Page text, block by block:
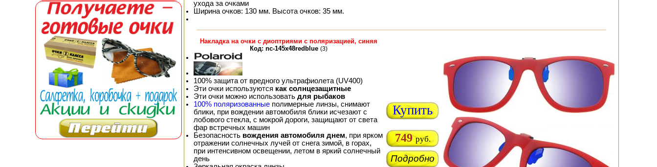
ухода за очками
Ширина очков: 130 мм. Высота очков: 35 мм.
Накладка на очки с диоптриями с поляризацией, синяя
Код: nc-145x48redblue (3)
100% защита от вредного ультрафиолета (UV400)
Эти очки используются как солнцезащитные
Эти очки можно использовать для рыбаков
100% поляризованные полимерные линзы, снимают
блики, при вождении автомобиля блики исчезают с
лобового стекла, с мокрой дороги, защищают от света
фар встречных машин
Безопасность вождения автомобиля днем, при ярком
отражении солнечных лучей от снега зимой, в горах,
при интенсивном освещении, летом в яркий солнечный
день
Купить
749 руб.
Подробно